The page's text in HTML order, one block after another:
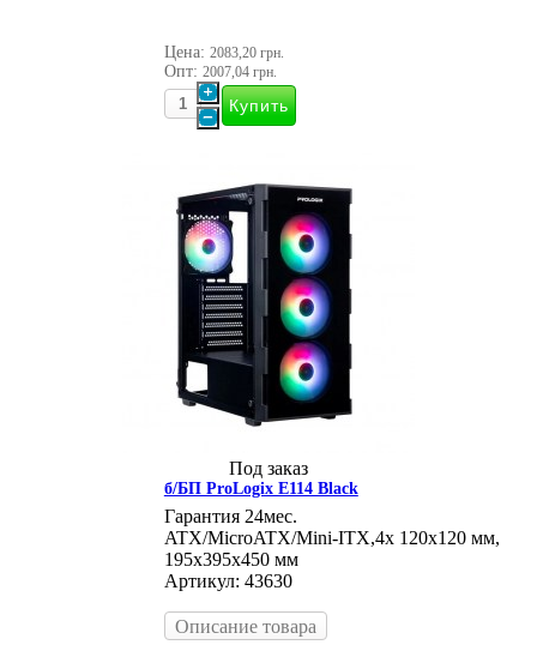
Цена: 2083,20 грн.
Опт: 2007,04 грн.
Под заказ
б/БП ProLogix E114 Black
Гарантия 24мес.
ATX/MicroATX/Mini-ITX,4х 120x120 мм,
195x395x450 мм
Артикул: 43630
Описание товара